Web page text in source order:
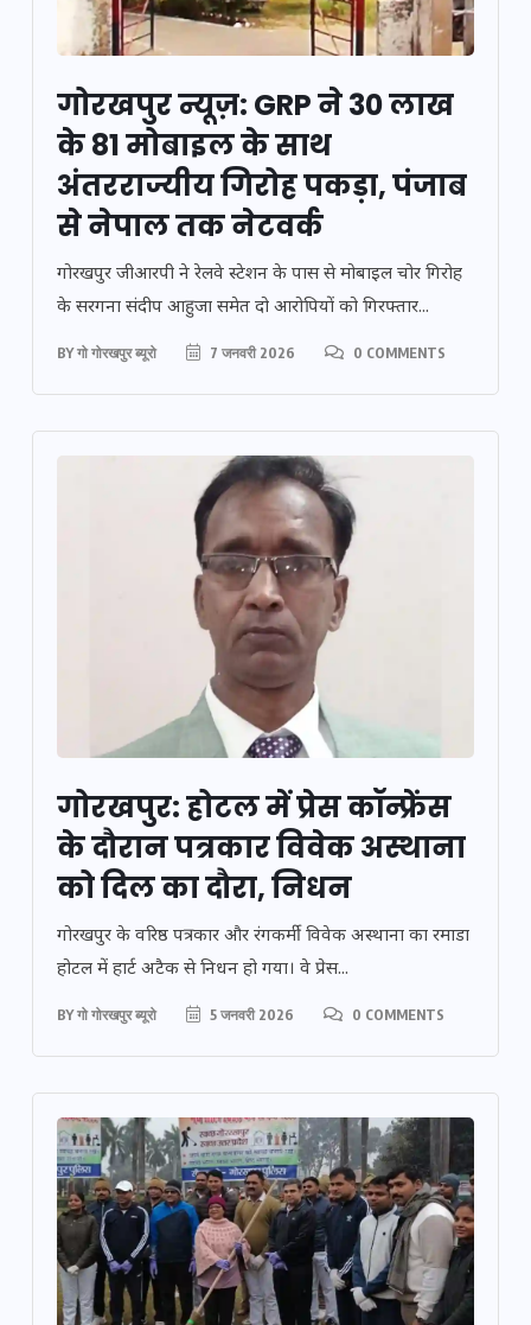
गोरखपुर न्यूज़: GRP ने 30 लाख
के 81 मोबाइल के साथ
अंतरराज्यीय गिरोह पकड़ा, पंजाब
से नेपाल तक नेटवर्क
गोरखपुर जीआरपी ने रेलवे स्टेशन के पास से मोबाइल चोर गिरोह
के सरगना संदीप आहुजा समेत दो आरोपियों को गिरफ्तार...
BYगो गोरखपुर ब्यूरो 7 जनवरी 2026 0 COMMENTS
गोरखपुर: होटल में प्रेस कॉन्फ्रेंस
के दौरान पत्रकार विवेक अस्थाना
को दिल का दौरा, निधन
गोरखपुर के वरिष्ठ पत्रकार और रंगकर्मी विवेक अस्थाना का रमाडा
होटल में हार्ट अटैक से निधन हो गया। वे प्रेस...
BYगो गोरखपुर ब्यूरो 5 जनवरी 2026 0 COMMENTS